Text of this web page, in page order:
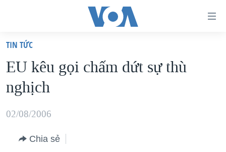
truy
cập
Tới
dung
chính
VIỆT NAM
HOA KỲ
BIỂN ĐÔNG
BLOG
TIN TỨC
EU kêu gọi chấm dứt sự thù
nghịch
02/08/2006
Chia sẻ